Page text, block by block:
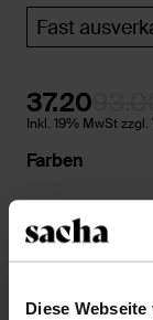
Diese
Fast
37.20
Inkl. 19% MwSt
Farben